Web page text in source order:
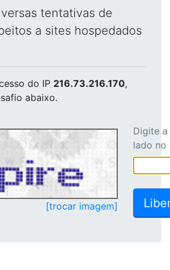
tentativas de
a sites hospedados
do IP 216.73.216.170,
abaixo.
[trocar imagem]
Digite
lado no